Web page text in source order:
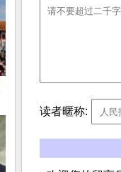
读者暱称: